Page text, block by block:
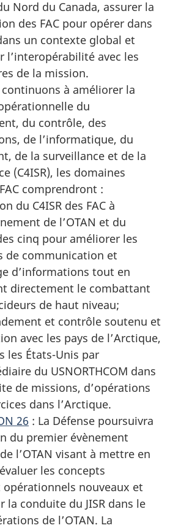
Nord du Canada, assurer la
des FAC pour opérer dans
un contexte global et
l’interopérabilité avec les
de la mission.
à améliorer la
du
du contrôle, des
de l’informatique, du
de la surveillance et de la
(C4ISR), les domaines
comprendront :
du C4ISR des FAC à
de l’OTAN et du
cinq pour améliorer les
de communication et
d’informations tout en
directement le combattant
de haut niveau;
et contrôle soutenu et
avec les pays de l’Arctique,
les États-Unis par
du USNORTHCOM dans
de missions, d’opérations
dans l’Arctique.
26 : La Défense poursuivra
du premier évènement
l’OTAN visant à mettre en
les concepts
nouveaux et
la conduite du JISR dans le
de l’OTAN. La